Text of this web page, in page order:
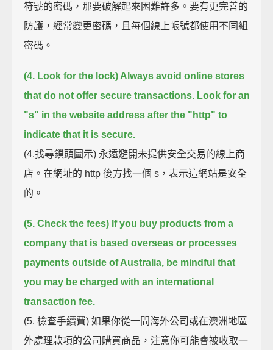
符號的密碼，那要破解起來困難許多。要有更完善的
防護，經常變更密碼，且每個線上帳號都使用不同組
密碼。
(4. Look for the lock) Always avoid online stores
that do not offer secure transactions. Look for an
"s" in the website address after the "http" to
indicate that it is secure.
(4.找尋鎖頭圖示) 永遠避開未提供安全交易的線上商
店。在網址的 http 後方找一個 s，表示這網站是安全
的。
(5. Check the fees) If you buy products from a
company that is based overseas or processes
payments outside of Australia, be mindful that
you may be charged with an international
transaction fee.
(5. 檢查手續費) 如果你從一間海外公司或在澳洲地區
外處理款項的公司購買商品，注意你可能會被收取一